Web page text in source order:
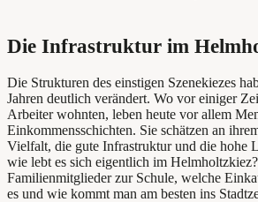
Die Infrastruktur im
Die Strukturen des einstigen Szenekiezes
Jahren deutlich verändert. Wo vor einiger
Arbeiter wohnten, leben heute vor allem
Einkommensschichten. Sie schätzen an
Vielfalt, die gute Infrastruktur und die hohe
wie lebt es sich eigentlich im
Familienmitglieder zur Schule, welche
es und wie kommt man am besten ins